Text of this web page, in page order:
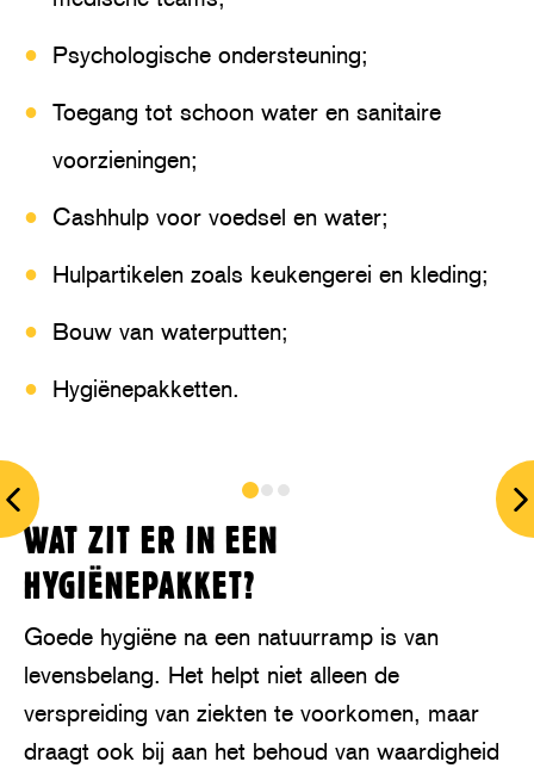
Psychologische ondersteuning;
Toegang tot schoon water en sanitaire
voorzieningen;
Cashhulp voor voedsel en water;
Hulpartikelen zoals keukengerei en kleding;
Bouw van waterputten;
Hygiënepakketten.
prev
WAT ZIT ER IN EEN
HYGIËNEPAKKET?
Goede hygiëne na een natuurramp is van
levensbelang. Het helpt niet alleen de
verspreiding van ziekten te voorkomen, maar
draagt ook bij aan het behoud van waardigheid